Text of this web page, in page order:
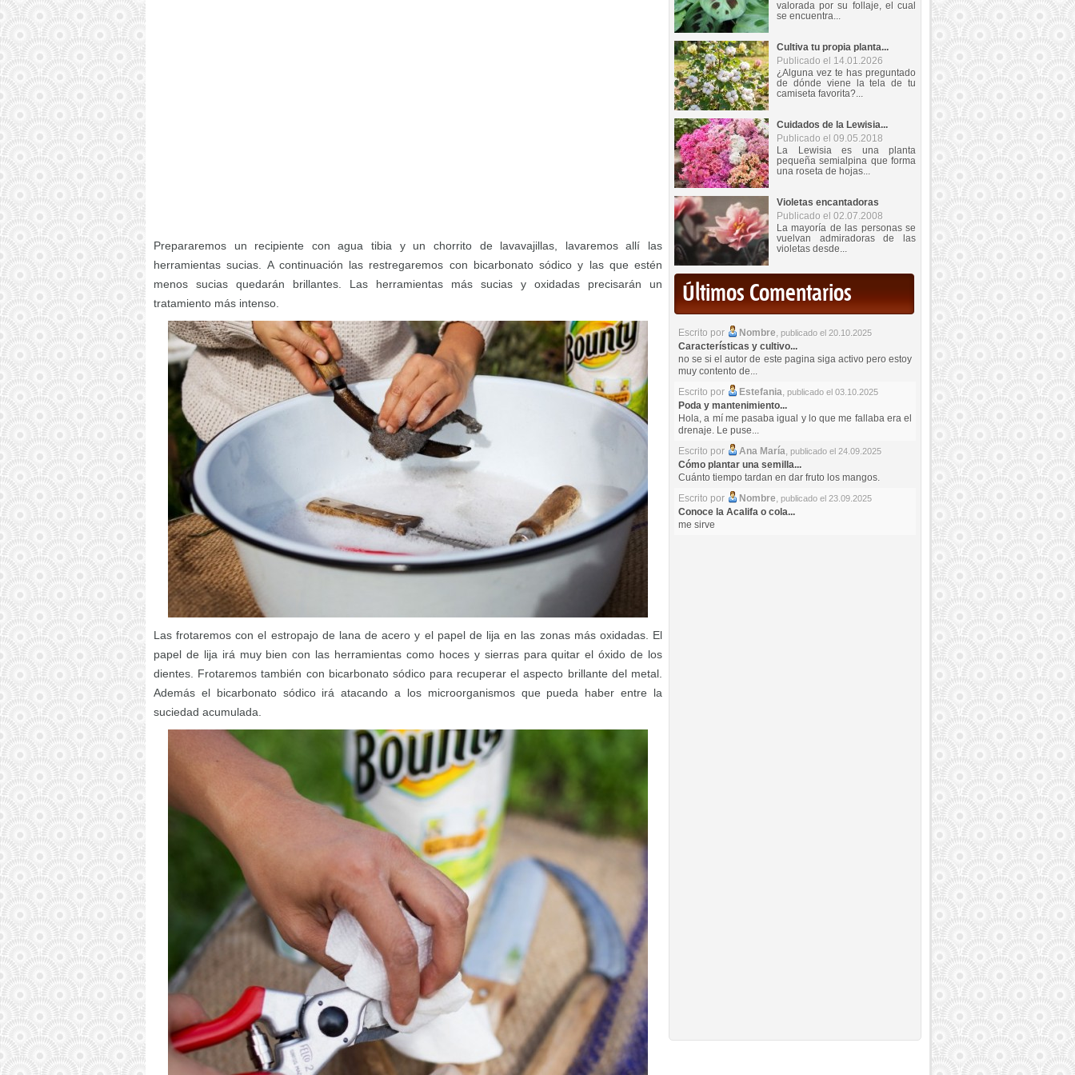
Prepararemos un recipiente con agua tibia y un chorrito de lavavajillas, lavaremos allí las
herramientas sucias. A continuación las restregaremos con bicarbonato sódico y las que estén
menos sucias quedarán brillantes. Las herramientas más sucias y oxidadas precisarán un
tratamiento más intenso.
Las frotaremos con el estropajo de lana de acero y el papel de lija en las zonas más oxidadas. El
papel de lija irá muy bien con las herramientas como hoces y sierras para quitar el óxido de los
dientes. Frotaremos también con bicarbonato sódico para recuperar el aspecto brillante del metal.
Además el bicarbonato sódico irá atacando a los microorganismos que pueda haber entre la
suciedad acumulada.
valorada por su follaje, el cual
se encuentra...
Cultiva tu propia planta...
Publicado el 14.01.2026
¿Alguna vez te has preguntado
de dónde viene la tela de tu
camiseta favorita?...
Cuidados de la Lewisia...
Publicado el 09.05.2018
La Lewisia es una planta
pequeña semialpina que forma
una roseta de hojas...
Violetas encantadoras
Publicado el 02.07.2008
La mayoría de las personas se
vuelvan admiradoras de las
violetas desde...
Últimos Comentarios
Escrito por Nombre, publicado el 20.10.2025
Características y cultivo...
no se si el autor de este pagina siga activo pero estoy
muy contento de...
Escrito por
Estefania, publicado el 03.10.2025
Poda y mantenimiento...
Hola, a mí me pasaba igual y lo que me fallaba era el
drenaje. Le puse...
Escrito por
Ana María, publicado el 24.09.2025
Cómo plantar una semilla...
Cuánto tiempo tardan en dar fruto los mangos.
Escrito por
Nombre, publicado el 23.09.2025
Conoce la Acalifa o cola...
me sirve